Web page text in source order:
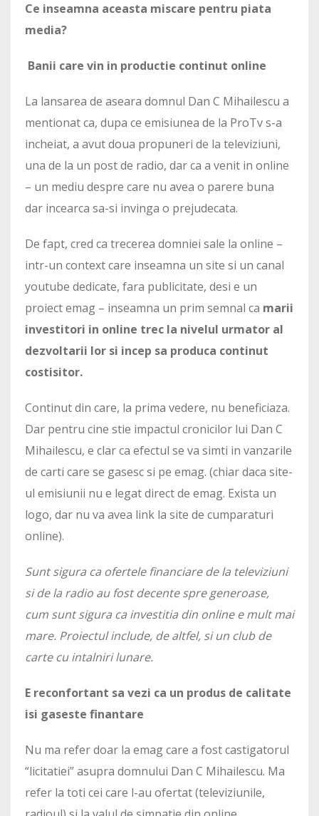
Ce inseamna aceasta miscare pentru piata
media?
Banii care vin in productie continut online
La lansarea de aseara domnul Dan C Mihailescu a
mentionat ca, dupa ce emisiunea de la ProTv s-a
incheiat, a avut doua propuneri de la televiziuni,
una de la un post de radio, dar ca a venit in online
– un mediu despre care nu avea o parere buna
dar incearca sa-si invinga o prejudecata.
De fapt, cred ca trecerea domniei sale la online –
intr-un context care inseamna un site si un canal
youtube dedicate, fara publicitate, desi e un
proiect emag – inseamna un prim semnal ca marii
investitori in online trec la nivelul urmator al
dezvoltarii lor si incep sa produca continut
costisitor.
Continut din care, la prima vedere, nu beneficiaza.
Dar pentru cine stie impactul cronicilor lui Dan C
Mihailescu, e clar ca efectul se va simti in vanzarile
de carti care se gasesc si pe emag. (chiar daca site-
ul emisiunii nu e legat direct de emag. Exista un
logo, dar nu va avea link la site de cumparaturi
online).
Sunt sigura ca ofertele financiare de la televiziuni
si de la radio au fost decente spre generoase,
cum sunt sigura ca investitia din online e mult mai
mare. Proiectul include, de altfel, si un club de
carte cu intalniri lunare.
E reconfortant sa vezi ca un produs de calitate
isi gaseste finantare
Nu ma refer doar la emag care a fost castigatorul
“licitatiei” asupra domnului Dan C Mihailescu. Ma
refer la toti cei care l-au ofertat (televiziunile,